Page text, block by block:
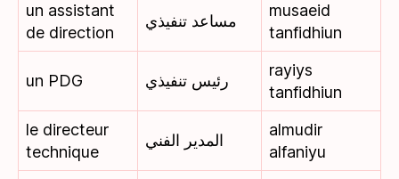
un assistant
de direction
مساعد تنفيذي
musaeid
tanfidhiun
un PDG رئيس تنفيذي
rayiys
tanfidhiun
le directeur
technique
المدير الفني
almudir
alfaniyu